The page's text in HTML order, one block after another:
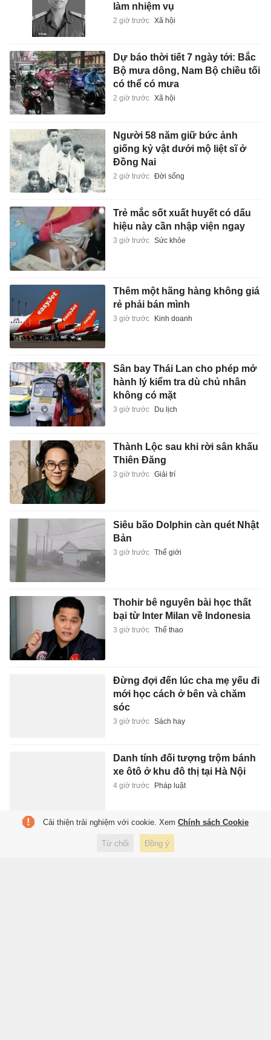
làm nhiệm vụ
2 giờ trước Xã hội
Dự báo thời tiết 7 ngày tới: Bắc
Bộ mưa dông, Nam Bộ chiều tối
có thể có mưa
2 giờ trước Xã hội
Người 58 năm giữ bức ảnh
giống kỷ vật dưới mộ liệt sĩ ở
Đồng Nai
2 giờ trước Đời sống
Trẻ mắc sốt xuất huyết có dấu
hiệu này cần nhập viện ngay
3 giờ trước Sức khỏe
Thêm một hãng hàng không giá
rẻ phải bán mình
3 giờ trước Kinh doanh
Sân bay Thái Lan cho phép mở
hành lý kiểm tra dù chủ nhân
không có mặt
3 giờ trước Du lịch
Thành Lộc sau khi rời sân khấu
Thiên Đăng
3 giờ trước Giải trí
Siêu bão Dolphin càn quét Nhật
Bản
3 giờ trước Thế giới
Thohir bê nguyên bài học thất
bại từ Inter Milan về Indonesia
3 giờ trước Thể thao
Đừng đợi đến lúc cha mẹ yếu đi
mới học cách ở bên và chăm
sóc
3 giờ trước Sách hay
Danh tính đối tượng trộm bánh
xe ôtô ở khu đô thị tại Hà Nội
4 giờ trước Pháp luật
'Niên hạn công trình không phải
đồng hồ đếm ngược với quyền
Cải thiện trải nghiệm với cookie. Xem Chính sách Cookie
Từ chối Đồng ý